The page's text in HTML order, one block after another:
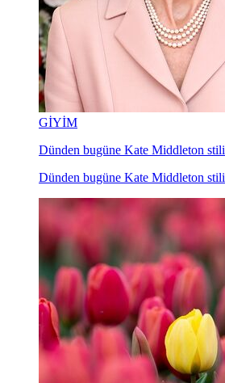
GİYİM
Dünden bugüne Kate Middleton stili
Dünden bugüne Kate Middleton stili